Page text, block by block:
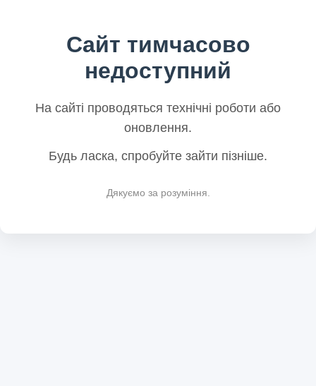
Сайт тимчасово
недоступний
На сайті проводяться технічні роботи або
оновлення.
Будь ласка, спробуйте зайти пізніше.
Дякуємо за розуміння.